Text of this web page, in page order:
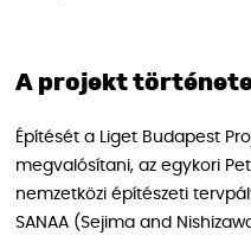
A projekt
Építését a Liget Budapest
megvalósítani, az egykori
nemzetközi építészeti
SANAA (Sejima and